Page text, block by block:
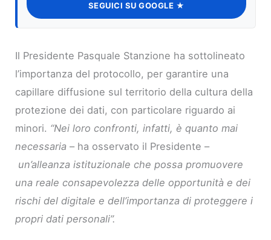
SEGUICI SU GOOGLE ★
Il Presidente Pasquale Stanzione ha sottolineato
l’importanza del protocollo, per garantire una
capillare diffusione sul territorio della cultura della
protezione dei dati, con particolare riguardo ai
minori. “Nei loro confronti, infatti, è quanto mai
necessaria – ha osservato il Presidente –
un’alleanza istituzionale che possa promuovere
una reale consapevolezza delle opportunità e dei
rischi del digitale e dell’importanza di proteggere i
propri dati personali”.